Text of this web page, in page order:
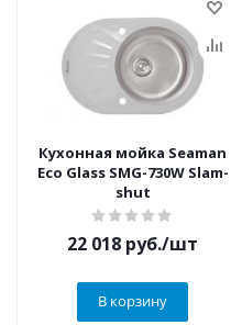
Кухонная мойка Seaman
Eco Glass SMG-730W Slam-
shut
22 018 руб./шт
В корзину